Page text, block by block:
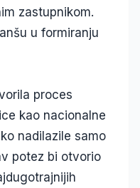
zastupnikom.
u formiranju
proces
kao nacionalne
nadilazile samo
potez bi otvorio